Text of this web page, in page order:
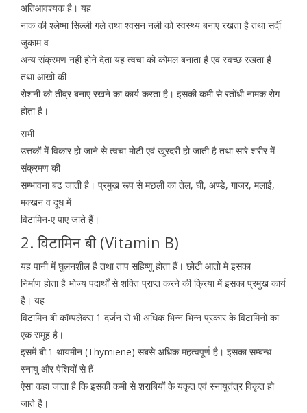
अतिआवश्यक है। यह
नाक की श्लेष्मा सिल्ली गले तथा श्वसन नली को स्वस्थ्य बनाए रखता है तथा सर्दी
जुकाम व
अन्य संक्रमण नहीं होने देता यह त्वचा को कोमल बनाता है एवं स्वच्छ रखता है
तथा आंखो की
रोशनी को तीव्र बनाए रखने का कार्य करता है। इसकी कमी से रतोंधी नामक रोग
होता है।
सभी
उत्तकों में विकार हो जाने से त्वचा मोटी एवं खुरदरी हो जाती है तथा सारे शरीर में
संक्रमण की
सम्भावना बढ जाती है। प्रमुख रूप से मछली का तेल, घी, अण्डे, गाजर, मलाई,
मक्खन व दूध में
विटामिन-ए पाए जाते हैं।
2. विटामिन बी (Vitamin B)
यह पानी में घुलनशील है तथा ताप सहिष्णु होता हैं। छोटी आतो मे इसका
निर्माण होता है भोज्य पदार्थों से शक्ति प्राप्त करने की क्रिया में इसका प्रमुख कार्य
है। यह
विटामिन बी कॉम्पलेक्स 1 दर्जन से भी अधिक भिन्न भिन्न प्रकार के विटामिनों का
एक समूह है।
इसमें बी.1 थायमीन (Thymiene) सबसे अधिक महत्वपूर्ण है। इसका सम्बन्ध
स्नायु और पेशियों से हैं
ऐसा कहा जाता है कि इसकी कमी से शराबियों के यकृत एवं स्नायुतंत्र विकृत हो
जाते है।